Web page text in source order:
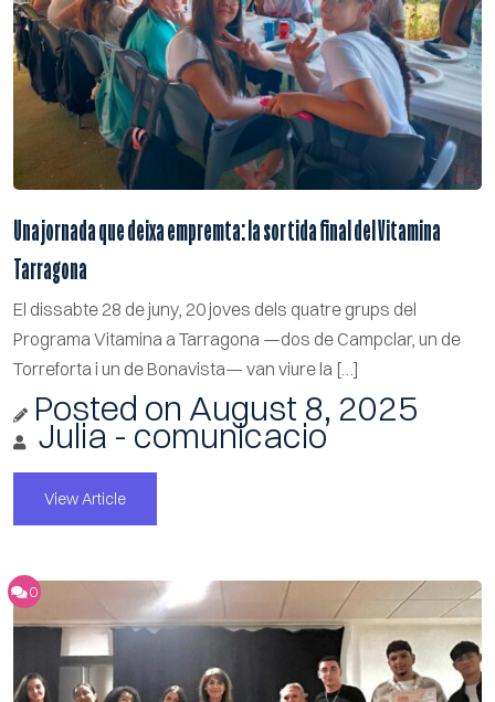
Una jornada que deixa empremta: la sortida final del Vitamina
Tarragona
El dissabte 28 de juny, 20 joves dels quatre grups del
Programa Vitamina a Tarragona —dos de Campclar, un de
Torreforta i un de Bonavista— van viure la […]
Posted on August 8, 2025
Julia - comunicacio
View Article
0